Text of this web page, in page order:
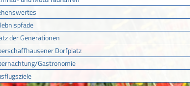
der Generationen
Dorfplatz
Gastronomie